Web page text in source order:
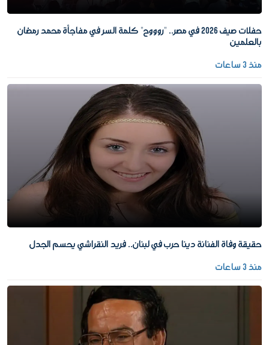
حفلات صيف 2026 في مصر.. "روووح" كلمة السر في مفاجأة محمد رمضان
بالعلمين
منذ 3 ساعات
حقيقة وفاة الفنانة دينا حرب في لبنان.. فريد النقراشي يحسم الجدل
منذ 3 ساعات